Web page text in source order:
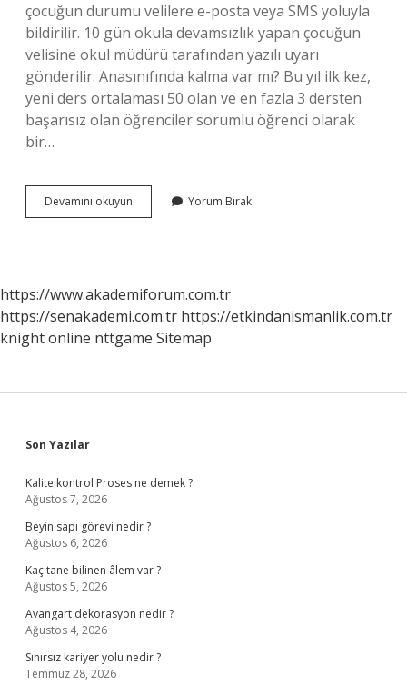
çocuğun durumu velilere e-posta veya SMS yoluyla
bildirilir. 10 gün okula devamsızlık yapan çocuğun
velisine okul müdürü tarafından yazılı uyarı
gönderilir. Anasınıfında kalma var mı? Bu yıl ilk kez,
yeni ders ortalaması 50 olan ve en fazla 3 dersten
başarısız olan öğrenciler sorumlu öğrenci olarak
bir…
Devamını okuyun Anasınıfında
Devamsızlıktan
Yorum Bırak
https://www.akademiforum.com.tr
https://senakademi.com.tr https://etkindanismanlik.com.tr
knight online nttgame Sitemap
Sidebar
Son Yazılar
Kalite kontrol Proses ne demek ?
Ağustos 7, 2026
Beyin sapı görevi nedir ?
Ağustos 6, 2026
Kaç tane bilinen âlem var ?
Ağustos 5, 2026
Avangart dekorasyon nedir ?
Ağustos 4, 2026
Sınırsız kariyer yolu nedir ?
Temmuz 28, 2026